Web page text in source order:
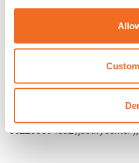
répondre aux besoins et
fait de disposer d'une large
un seul endroit.